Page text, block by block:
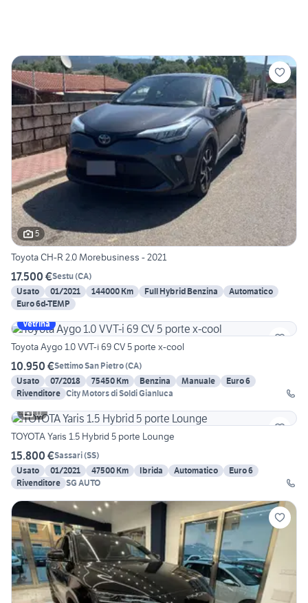
5
Toyota CH-R 2.0 Morebusiness - 2021
17.500 €Sestu(CA)
Usato
01/2021 144000 Km Full Hybrid Benzina
Automatico
Euro 6d-TEMP
Vetrina
Toyota Aygo 1.0 VVT-i 69 CV 5 porte x-cool
10.950 €Settimo San Pietro(CA)
Usato
07/2018 75450 Km Benzina Manuale
Euro 6
Rivenditore City Motors di Soldi Gianluca
11
TOYOTA Yaris 1.5 Hybrid 5 porte Lounge
15.800 €Sassari(SS)
Usato
01/2021 47500 Km Ibrida Automatico
Euro 6
Rivenditore SG AUTO